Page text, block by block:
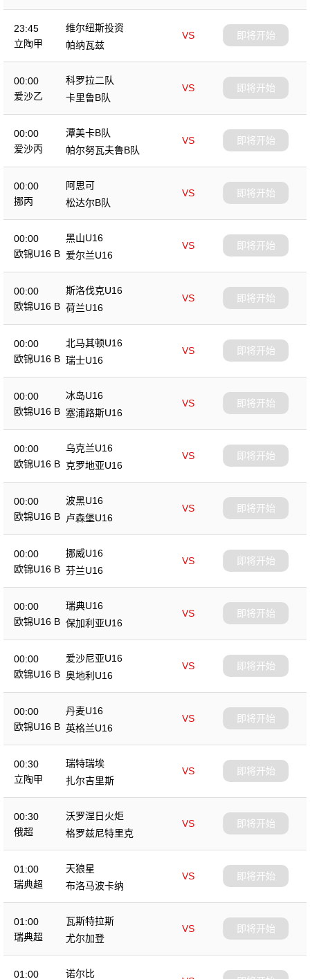
23:45
立陶甲
维尔纽斯投资
VS
帕纳瓦兹
即将开始
00:00
爱沙乙
科罗拉二队
VS
卡里鲁B队
即将开始
00:00
爱沙丙
潭美卡B队
VS
帕尔努瓦夫鲁B队
即将开始
00:00
挪丙
阿思可
VS
松达尔B队
即将开始
00:00
欧锦U16 B
黑山U16
VS
爱尔兰U16
即将开始
00:00
欧锦U16 B
斯洛伐克U16
VS
荷兰U16
即将开始
00:00
欧锦U16 B
北马其顿U16
VS
瑞士U16
即将开始
00:00
欧锦U16 B
冰岛U16
VS
塞浦路斯U16
即将开始
00:00
欧锦U16 B
乌克兰U16
VS
克罗地亚U16
即将开始
00:00
欧锦U16 B
波黑U16
VS
卢森堡U16
即将开始
00:00
欧锦U16 B
挪威U16
VS
芬兰U16
即将开始
00:00
欧锦U16 B
瑞典U16
VS
保加利亚U16
即将开始
00:00
欧锦U16 B
爱沙尼亚U16
VS
奥地利U16
即将开始
00:00
欧锦U16 B
丹麦U16
VS
英格兰U16
即将开始
00:30
立陶甲
瑞特瑞埃
VS
扎尔吉里斯
即将开始
00:30
俄超
沃罗涅日火炬
VS
格罗兹尼特里克
即将开始
01:00
瑞典超
天狼星
VS
布洛马波卡纳
即将开始
01:00
瑞典超
瓦斯特拉斯
VS
尤尔加登
即将开始
01:00 诺尔比